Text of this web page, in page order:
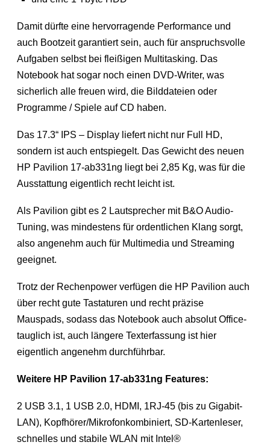
Damit dürfte eine hervorragende Performance und
auch Bootzeit garantiert sein, auch für anspruchsvolle
Aufgaben selbst bei fleißigen Multitasking. Das
Notebook hat sogar noch einen DVD-Writer, was
sicherlich alle freuen wird, die Bilddateien oder
Programme / Spiele auf CD haben.
Das 17.3“ IPS – Display liefert nicht nur Full HD,
sondern ist auch entspiegelt. Das Gewicht des neuen
HP Pavilion 17-ab331ng liegt bei 2,85 Kg, was für die
Ausstattung eigentlich recht leicht ist.
Als Pavilion gibt es 2 Lautsprecher mit B&O Audio-
Tuning, was mindestens für ordentlichen Klang sorgt,
also angenehm auch für Multimedia und Streaming
geeignet.
Trotz der Rechenpower verfügen die HP Pavilion auch
über recht gute Tastaturen und recht präzise
Mauspads, sodass das Notebook auch absolut Office-
tauglich ist, auch längere Texterfassung ist hier
eigentlich angenehm durchführbar.
Weitere HP Pavilion 17-ab331ng Features:
2 USB 3.1, 1 USB 2.0, HDMI, 1RJ-45 (bis zu Gigabit-
LAN), Kopfhörer/Mikrofonkombiniert, SD-Kartenleser,
schnelles und stabile WLAN mit Intel®